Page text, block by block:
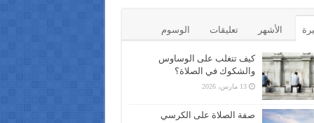
الأشهر تعليقات الوسوم
كيف تتغلب على الوساوس
والشكوك في الصلاة؟
13 مارس، 2026
صفة الصلاة على الكرسي